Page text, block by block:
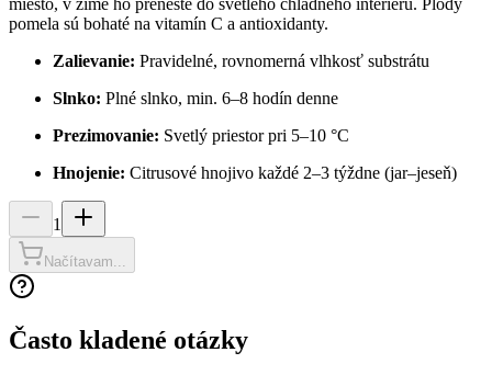
miesto, v zime ho preneste do svetlého chladného interiéru. Plody
pomela sú bohaté na vitamín C a antioxidanty.
Zalievanie: Pravidelné, rovnomerná vlhkosť substrátu
Slnko: Plné slnko, min. 6–8 hodín denne
Prezimovanie: Svetlý priestor pri 5–10 °C
Hnojenie: Citrusové hnojivo každé 2–3 týždne (jar–jeseň)
1
Načítavam...
Často kladené otázky